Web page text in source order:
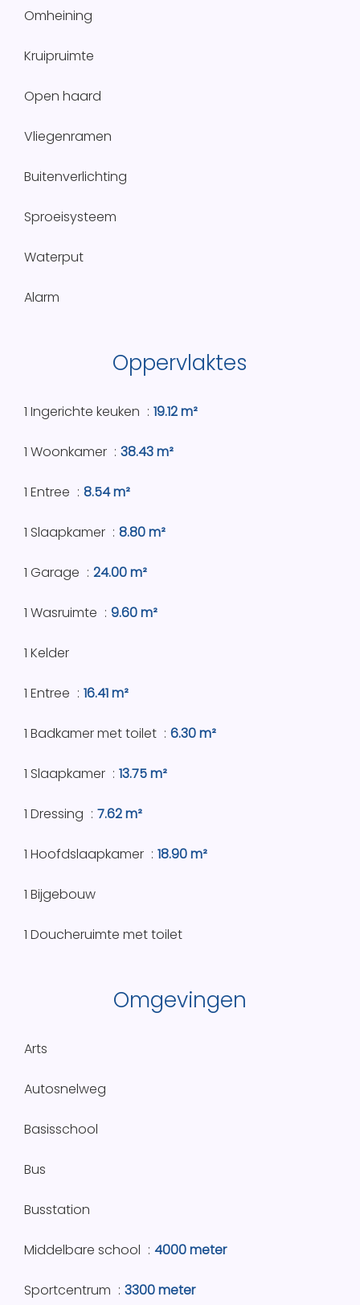
Omheining
Kruipruimte
Open haard
Vliegenramen
Buitenverlichting
Sproeisysteem
Waterput
Alarm
Oppervlaktes
1 Ingerichte keuken 19.12 m²
1 Woonkamer 38.43 m²
1 Entree 8.54 m²
1 Slaapkamer 8.80 m²
1 Garage 24.00 m²
1 Wasruimte 9.60 m²
1 Kelder
1 Entree 16.41 m²
1 Badkamer met toilet 6.30 m²
1 Slaapkamer 13.75 m²
1 Dressing 7.62 m²
1 Hoofdslaapkamer 18.90 m²
1 Bijgebouw
1 Doucheruimte met toilet
Omgevingen
Arts
Autosnelweg
Basisschool
Bus
Busstation
Middelbare school 4000 meter
Sportcentrum 3300 meter